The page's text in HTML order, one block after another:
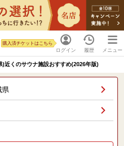
ログイン
購入済チケットはこちら
履歴 メニュー
)近くのサウナ施設おすすめ(2026年版)
県